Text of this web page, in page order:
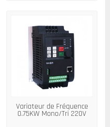
DÉLAIS 3/4 JOURS
Variateur de Fréquence
0.75KW Mono/Tri 220V